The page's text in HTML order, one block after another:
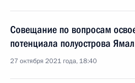
Совещание по вопросам
потенциала полуострова Ямал
27 октября 2021 года, 18:40